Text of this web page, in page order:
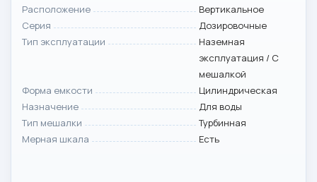
Расположение
Вертикальное
Серия
Дозировочные
Тип эксплуатации
Наземная
эксплуатация / С
мешалкой
Форма емкости
Цилиндрическая
Назначение
Для воды
Тип мешалки
Турбинная
Мерная шкала
Есть